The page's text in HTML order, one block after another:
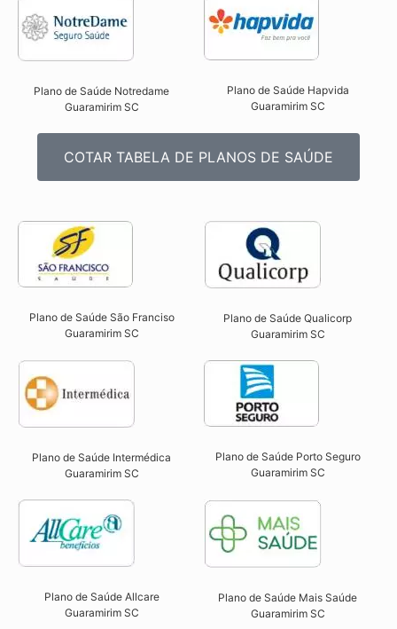
Plano de Saúde Notredame
Guaramirim SC​
Plano de Saúde Hapvida
Guaramirim SC​
COTAR TABELA DE PLANOS DE SAÚDE
Plano de Saúde São Franciso
Guaramirim SC​
Plano de Saúde Qualicorp
Guaramirim SC​
Plano de Saúde Intermédica
Guaramirim SC​
Plano de Saúde Porto Seguro
Guaramirim SC​
Plano de Saúde Allcare
Guaramirim SC​
Plano de Saúde Mais Saúde
Guaramirim SC